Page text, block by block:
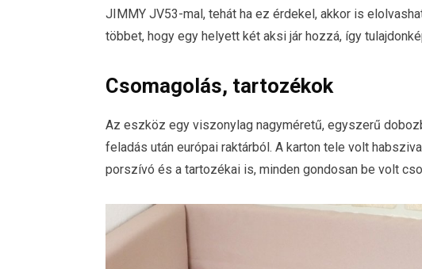
JIMMY JV53-mal, tehát ha ez érdekel, akkor is
többet, hogy egy helyett két aksi jár hozzá, így
Csomagolás, tartozékok
Az eszköz egy viszonylag nagyméretű, egyszerű
feladás után európai raktárból. A karton tele volt
porszívó és a tartozékai is, minden gondosan be volt